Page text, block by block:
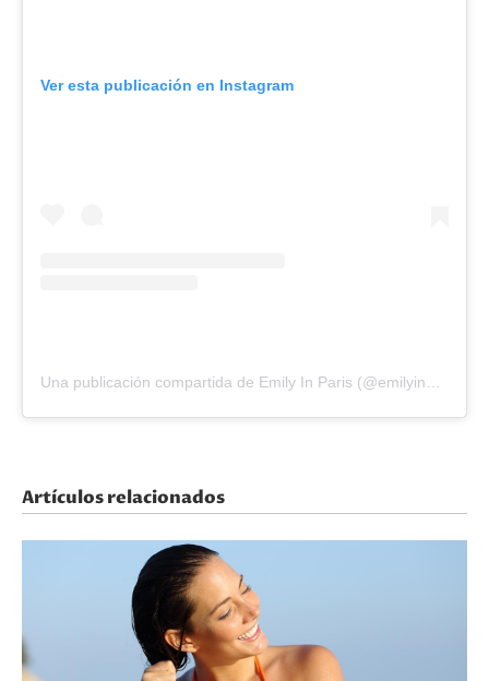
Ver esta publicación en Instagram
Artículos relacionados